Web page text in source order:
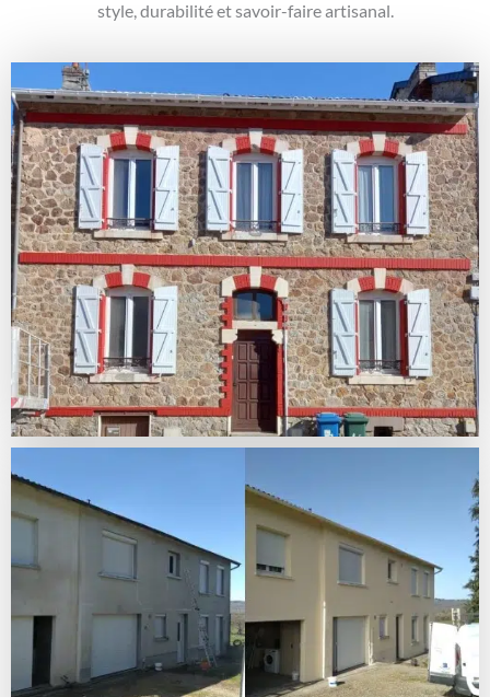
style, durabilité et savoir-faire artisanal.